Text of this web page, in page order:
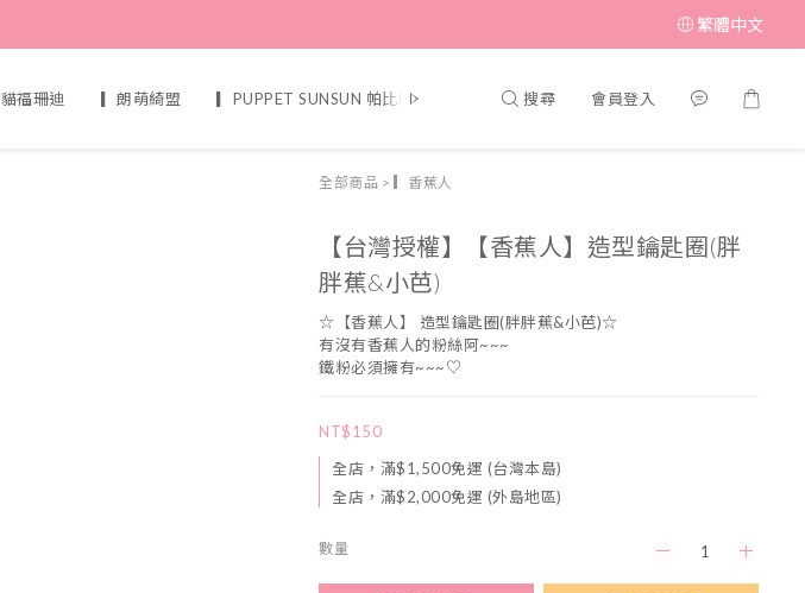
繁體中文
福珊迪 ▎朗萌綺盟 ▎PUPPET SUNSUN 帕比順順 ▎MUFFIN CORNER 瑪芬角落
搜尋 會員登入
全部商品 > ▎香蕉人
【台灣授權】【香蕉人】造型鑰匙圈(胖
胖蕉&小芭)
☆【香蕉人】 造型鑰匙圈(胖胖蕉&小芭)☆
有沒有香蕉人的粉絲阿~~~
鐵粉必須擁有~~~♡
NT$150
全店，滿$1,500免運 (台灣本島)
全店，滿$2,000免運 (外島地區)
數量